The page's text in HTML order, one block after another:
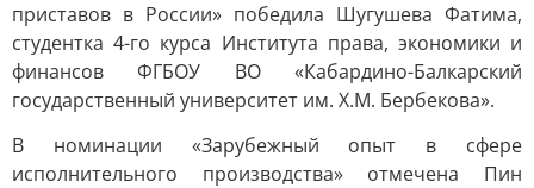
приставов в России» победила Шугушева Фатима,
студентка 4-го курса Института права, экономики и
финансов ФГБОУ ВО «Кабардино-Балкарский
государственный университет им. Х.М. Бербекова».
В номинации «Зарубежный опыт в сфере
исполнительного производства» отмечена Пин